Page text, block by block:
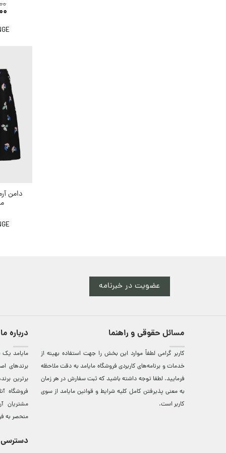
دامن
عضویت در خبرنامه
مسائل حقوقی و راهنما
کاربر گرامی لطفاً موارد این بخش را جهت استفاده بهینه از
خدمات و برنامه‌‏های کاربردی فروشگاه مایامد به دقت ملاحظه
فرمایید. لطفا توجه داشته باشید که ثبت سفارش در هر زمان
به معنی پذیرفتن کامل کلیه شرایط و قوانین مایامد از سوی
کاربر است.
درباره ما
مایامد يک
برندهای
برترين‌
فروشگاه
مشتريان
منحصر به